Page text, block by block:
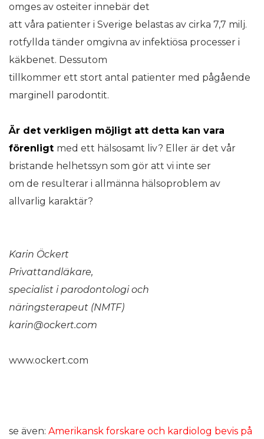
omges av osteiter innebär det
att våra patienter i Sverige belastas av cirka 7,7 milj.
rotfyllda tänder omgivna av infektiösa processer i
käkbenet. Dessutom
tillkommer ett stort antal patienter med pågående
marginell parodontit.
Är det verkligen möjligt att detta kan vara
förenligt med ett hälsosamt liv? Eller är det vår
bristande helhetssyn som gör att vi inte ser
om de resulterar i allmänna hälsoproblem av
allvarlig karaktär?
Karin Öckert
Privattandläkare,
specialist i parodontologi och
näringsterapeut (NMTF)
karin@ockert.com
www.ockert.com
se även: Amerikansk forskare och kardiolog bevis på